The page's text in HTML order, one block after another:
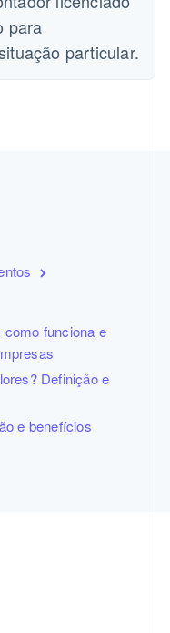
para
particular.
como funciona e
Definição e
e benefícios